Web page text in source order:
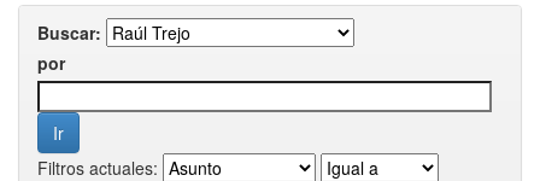
Buscar:
por
Filtros actuales: